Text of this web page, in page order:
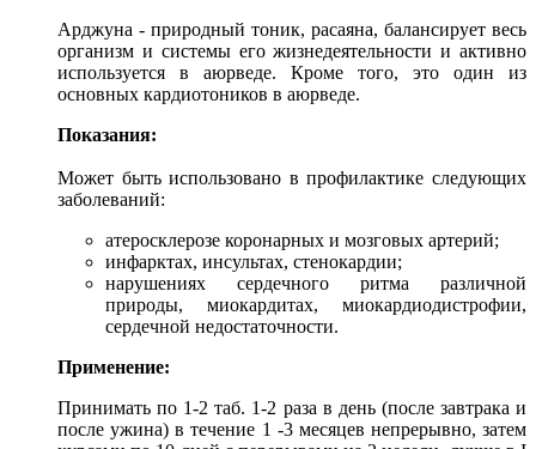
Арджуна - природный тоник, расаяна, балансирует весь
организм и системы его жизнедеятельности и активно
используется в аюрведе. Кроме того, это один из
основных кардиотоников в аюрведе.
Показания:
Может быть использовано в профилактике следующих
заболеваний:
атеросклерозе коронарных и мозговых артерий;
инфарктах, инсультах, стенокардии;
нарушениях сердечного ритма различной
природы, миокардитах, миокардиодистрофии,
сердечной недостаточности.
Применение:
Принимать по 1-2 таб. 1-2 раза в день (после завтрака и
после ужина) в течение 1 -3 месяцев непрерывно, затем